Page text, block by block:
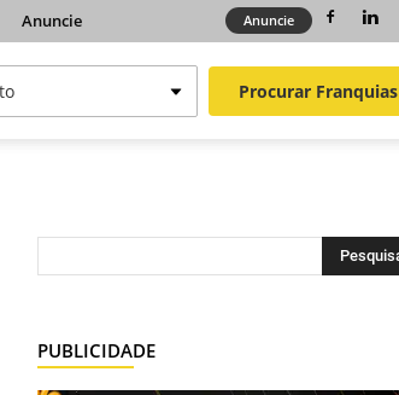
Anuncie Anuncie
Procurar Franquias
PUBLICIDADE